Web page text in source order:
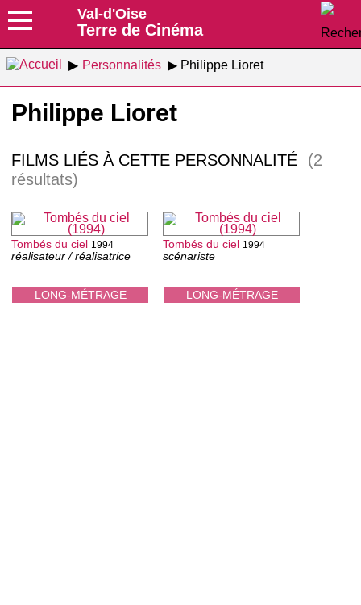
Val-d'Oise
Terre de Cinéma
Personnalités Philippe Lioret
Philippe Lioret
FILMS LIÉS À CETTE PERSONNALITÉ
(2
résultats)
LONG-MÉTRAGE
Tombés du ciel 1994
réalisateur / réalisatrice
LONG-MÉTRAGE
Tombés du ciel 1994
scénariste